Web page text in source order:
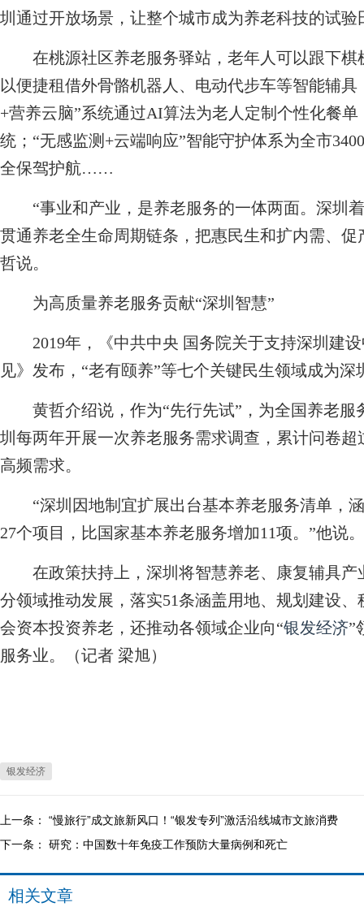
圳通过开放场景，让整个城市成为养老科技的试验
在桃源社区养老服务驿站，老年人可以跟下棋
以便捷租借外骨骼机器人、电动代步车等智能辅
+营养云脑”系统通过AI算法为老人定制个性化餐
统；“无感监测+云端响应”智能守护体系为全市
全保驾护航……
“事业和产业，是养老服务的一体两面。深圳
贯通养老全生命周期链条，把惠民生和扩内需、
哲说。
为高质量养老服务贡献“深圳智慧”
2019年，《中共中央 国务院关于支持深圳建设
见》发布，“老有颐养”等七个关键民生领域成为
黄哲介绍说，作为“先行先试”，为全国养老服
圳每两年开展一次养老服务需求调查，累计问卷
高频需求。
“深圳因地制宜扩展出台基本养老服务清单，
27个项目，比国家基本养老服务增加11项。”他说。
在政策扶持上，深圳将智慧养老、康复辅具产
分领域推动发展，落实51条涵盖用地、规划建设
会资本投资养老，还推动各领域企业向“银发经济”
服务业。（记者 梁旭）
银发经济
上一条： “慢旅行”成文旅新风口！“银发专列”激活沿线城市文旅消费
下一条： 研究：中国数十年免疫工作预防大量病例和死亡
相关文章